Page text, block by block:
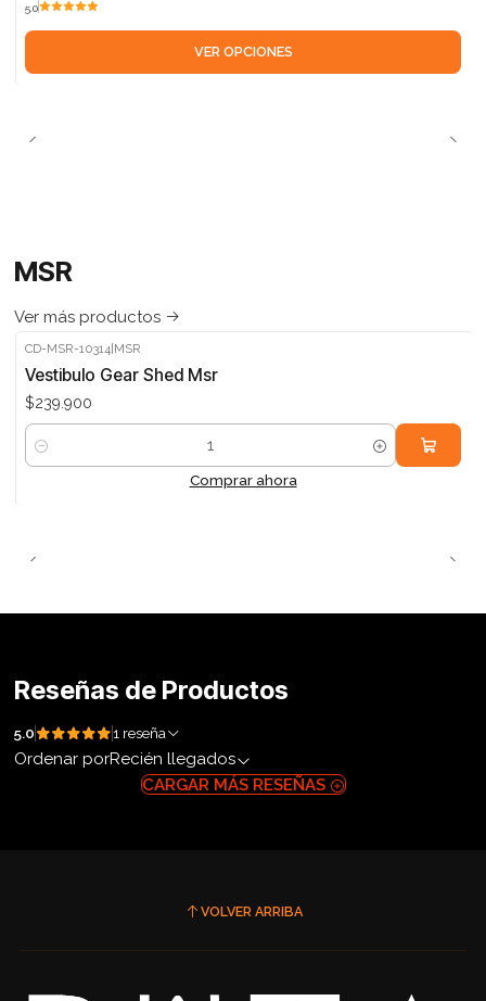
5.0
VER OPCIONES
MSR
Ver más productos
CD-MSR-10314 MSR
Vestibulo Gear Shed Msr
$239.900
Cantidad
Comprar ahora
Reseñas de Productos
5.0 1 reseña
Ordenar porRecién llegados
CARGAR MÁS RESEÑAS
VOLVER ARRIBA